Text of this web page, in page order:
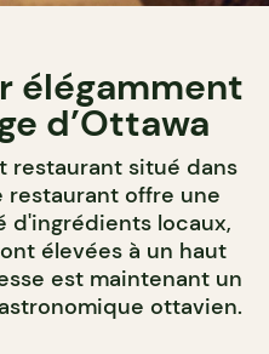
élégamment
d’Ottawa
restaurant situé dans
restaurant offre une
d'ingrédients locaux,
élevées à un haut
est maintenant un
ottavien.